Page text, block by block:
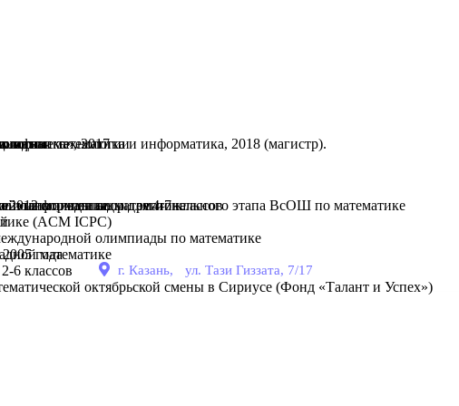
г. Казань, ул. Тази Гиззата, 7/17
этапа олимпиады для 4-7 классов
математика и информатика, 2018 (магистр).
гг., член жюри регионального этапа ВсОШ по математике
и физика», 2017
и информатике.
(ACM ICPC)
математике
технологии
олимпиады по математике
олимпиады по математике
года
6 классов
октябрьской смены в Сириусе (Фонд «Талант и Успех»)